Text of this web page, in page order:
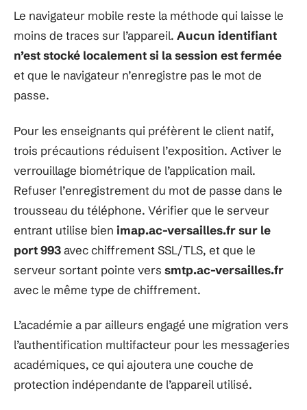
Le navigateur mobile reste la méthode qui laisse le
moins de traces sur l’appareil. Aucun identifiant
n’est stocké localement si la session est fermée
et que le navigateur n’enregistre pas le mot de
passe.
Pour les enseignants qui préfèrent le client natif,
trois précautions réduisent l’exposition. Activer le
verrouillage biométrique de l’application mail.
Refuser l’enregistrement du mot de passe dans le
trousseau du téléphone. Vérifier que le serveur
entrant utilise bien imap.ac-versailles.fr sur le
port 993avec chiffrement SSL/TLS, et que le
serveur sortant pointe vers smtp.ac-versailles.fr
avec le même type de chiffrement.
L’académie a par ailleurs engagé une migration vers
l’authentification multifacteur pour les messageries
académiques, ce qui ajoutera une couche de
protection indépendante de l’appareil utilisé.